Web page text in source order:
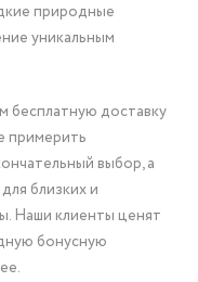
природные
уникальным
бесплатную доставку
примерить
выбор, а
близких и
Наши клиенты ценят
бонусную